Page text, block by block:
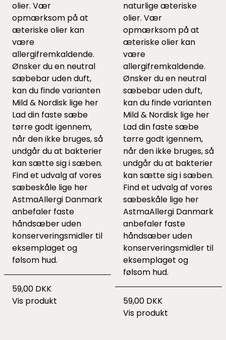
olier. Vær
opmærksom på at
æteriske olier kan
være
allergifremkaldende.
Ønsker du en neutral
sæbebar uden duft,
kan du finde varianten
Mild & Nordisk lige her
Lad din faste sæbe
tørre godt igennem,
når den ikke bruges, så
undgår du at bakterier
kan sætte sig i sæben.
Find et udvalg af vores
sæbeskåle lige her
AstmaAllergi Danmark
anbefaler faste
håndsæber uden
konserveringsmidler til
eksemplaget og
følsom hud.
59,00 DKK
Vis produkt
naturlige æteriske
olier. Vær
opmærksom på at
æteriske olier kan
være
allergifremkaldende.
Ønsker du en neutral
sæbebar uden duft,
kan du finde varianten
Mild & Nordisk lige her
Lad din faste sæbe
tørre godt igennem,
når den ikke bruges, så
undgår du at bakterier
kan sætte sig i sæben.
Find et udvalg af vores
sæbeskåle lige her
AstmaAllergi Danmark
anbefaler faste
håndsæber uden
konserveringsmidler til
eksemplaget og
følsom hud.
59,00 DKK
Vis produkt